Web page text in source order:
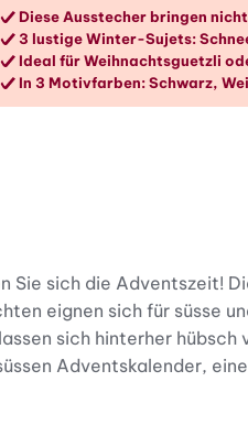
Die Vorteile
Diese Ausstecher bringen
3 lustige Winter-Sujets:
Ideal für Weihnachtsguetzli
In 3 Motivfarben: Schwarz,
Sie sich die Adventszeit!
eignen sich für süsse
sich hinterher
Adventskalender,